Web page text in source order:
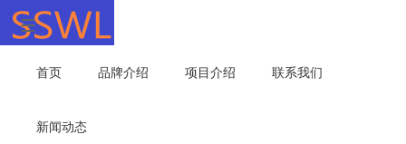
首页 品牌介绍 项目介绍 联系我们
新闻动态